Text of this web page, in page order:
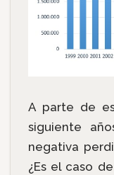
A parte de
siguiente
negativa
¿Es el caso